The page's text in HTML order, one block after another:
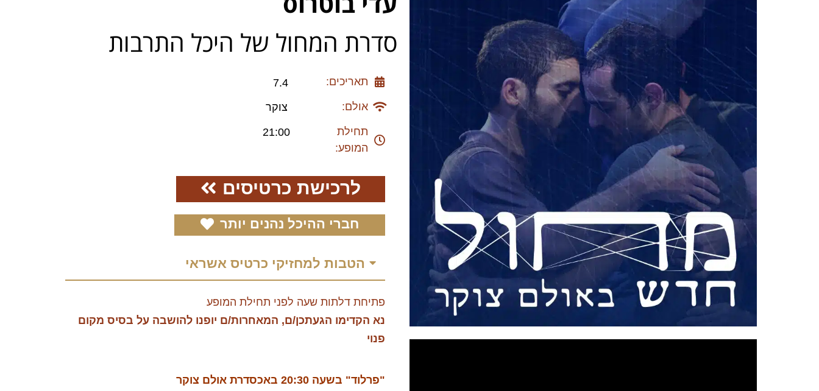
סדרת המחול של היכל התרבות
תאריכים:
7.4
אולם:
צוקר
תחילת
המופע:
21:00
לרכישת כרטיסים
חברי ההיכל נהנים יותר
הטבות למחזיקי כרטיס אשראי
פתיחת דלתות שעה לפני תחילת המופע
נא הקדימו הגעתכן/ם, המאחרות/ם יופנו להושבה על בסיס מקום
פנוי
"פרלוד" בשעה 20:30 באכסדרת אולם צוקר